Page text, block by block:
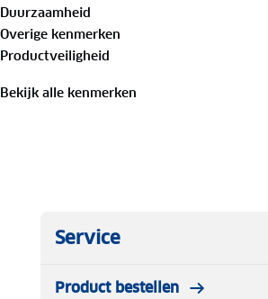
Duurzaamheid
Overige kenmerken
Productveiligheid
Bekijk alle kenmerken
Service
Product bestellen